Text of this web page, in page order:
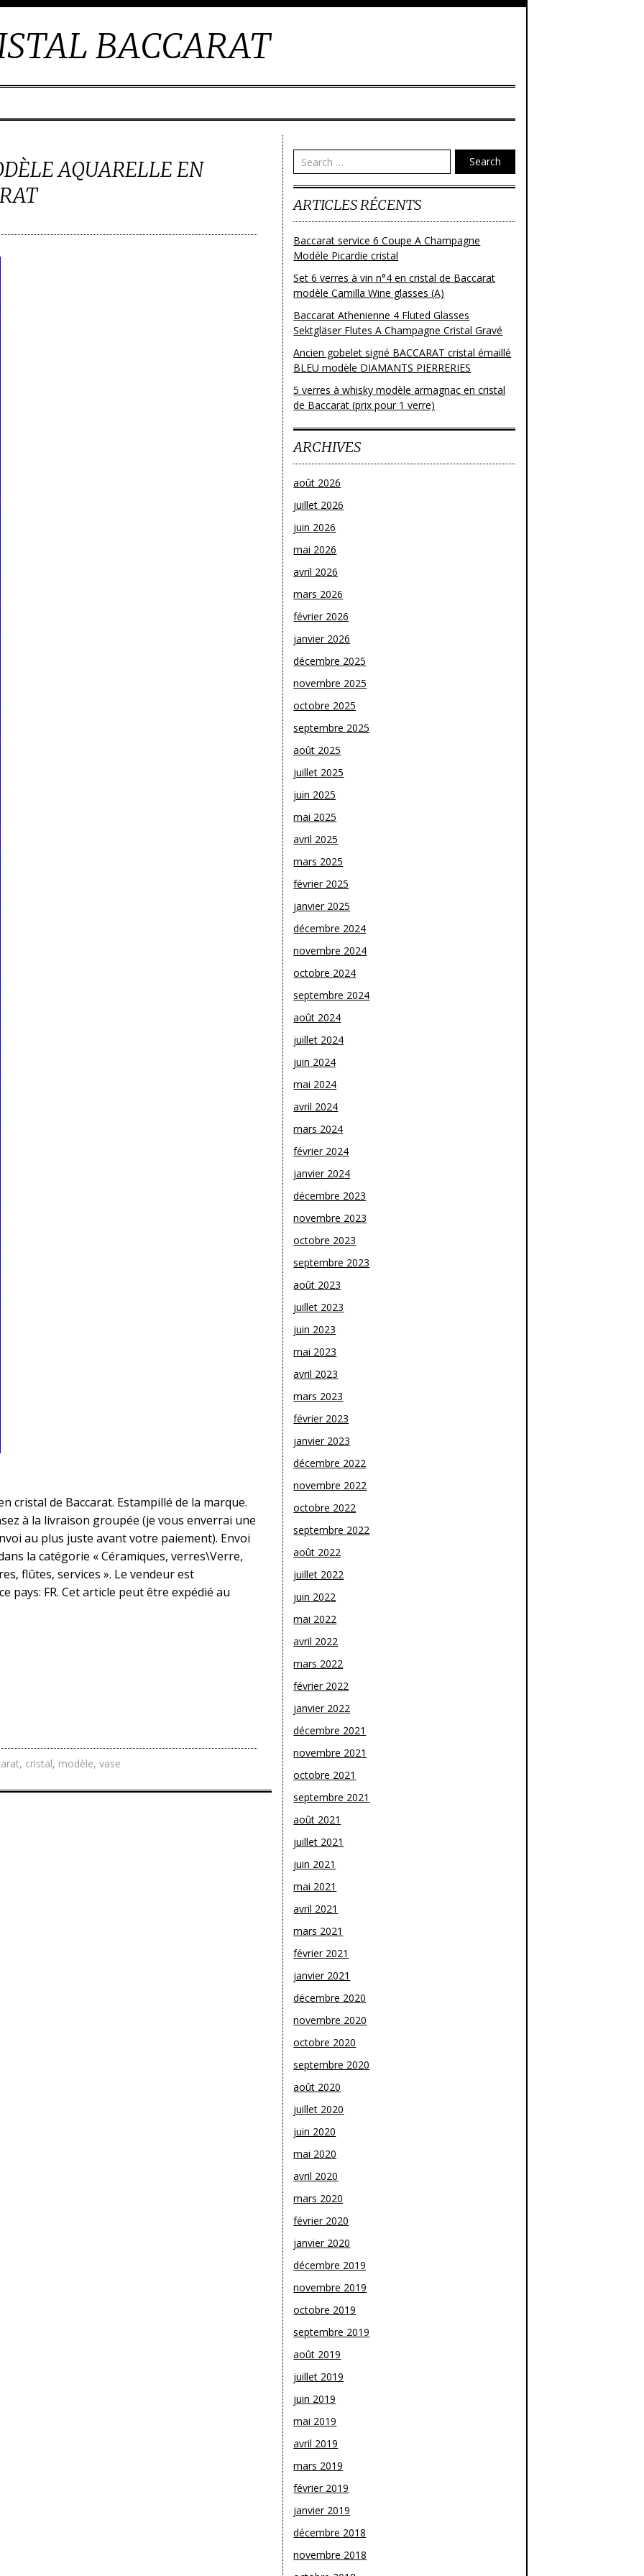
BACCARAT
AQUARELLE EN
cristal de Baccarat. Estampillé de la marque.
à la livraison groupée (je vous enverrai une
au plus juste avant votre paiement). Envoi
la catégorie « Céramiques, verres\Verre,
flûtes, services ». Le vendeur est
pays: FR. Cet article peut être expédié au
, cristal, modèle, vase
Search
ARTICLES RÉCENTS
Baccarat service 6 Coupe A Champagne
Modéle Picardie cristal
Set 6 verres à vin n°4 en cristal de Baccarat
modèle Camilla Wine glasses (A)
Baccarat Athenienne 4 Fluted Glasses
Sektgläser Flutes A Champagne Cristal Gravé
Ancien gobelet signé BACCARAT cristal émaillé
BLEU modèle DIAMANTS PIERRERIES
5 verres à whisky modèle armagnac en cristal
de Baccarat (prix pour 1 verre)
ARCHIVES
août 2026
juillet 2026
juin 2026
mai 2026
avril 2026
mars 2026
février 2026
janvier 2026
décembre 2025
novembre 2025
octobre 2025
septembre 2025
août 2025
juillet 2025
juin 2025
mai 2025
avril 2025
mars 2025
février 2025
janvier 2025
décembre 2024
novembre 2024
octobre 2024
septembre 2024
août 2024
juillet 2024
juin 2024
mai 2024
avril 2024
mars 2024
février 2024
janvier 2024
décembre 2023
novembre 2023
octobre 2023
septembre 2023
août 2023
juillet 2023
juin 2023
mai 2023
avril 2023
mars 2023
février 2023
janvier 2023
décembre 2022
novembre 2022
octobre 2022
septembre 2022
août 2022
juillet 2022
juin 2022
mai 2022
avril 2022
mars 2022
février 2022
janvier 2022
décembre 2021
novembre 2021
octobre 2021
septembre 2021
août 2021
juillet 2021
juin 2021
mai 2021
avril 2021
mars 2021
février 2021
janvier 2021
décembre 2020
novembre 2020
octobre 2020
septembre 2020
août 2020
juillet 2020
juin 2020
mai 2020
avril 2020
mars 2020
février 2020
janvier 2020
décembre 2019
novembre 2019
octobre 2019
septembre 2019
août 2019
juillet 2019
juin 2019
mai 2019
avril 2019
mars 2019
février 2019
janvier 2019
décembre 2018
novembre 2018